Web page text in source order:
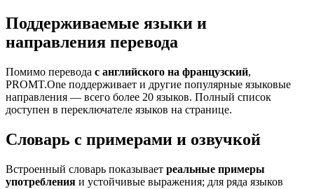
Поддерживаемые языки и
направления перевода
Помимо перевода с английского на французский,
PROMT.One поддерживает и другие популярные языковые
направления — всего более 20 языков. Полный список
доступен в переключателе языков на странице.
Словарь с примерами и озвучкой
Встроенный словарь показывает реальные примеры
употребления и устойчивые выражения; для ряда языков